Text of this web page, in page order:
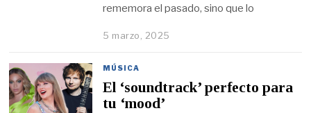
rememora el pasado, sino que lo
5 marzo, 2025
MÚSICA
El ‘soundtrack’ perfecto para
tu ‘mood’